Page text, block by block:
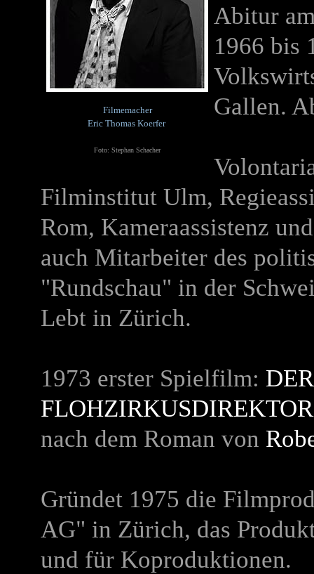
Filmemacher
Eric Thomas Koerfer
Foto: Stephan Schacher
Abitur
1966 bis
Gallen.
Filminstitut Ulm,
Rom, Kameraassistenz
auch Mitarbeiter des
"Rundschau" in der
Lebt in Zürich.
1973 erster Spielfilm:
nach dem Roman von
Gründet 1975 die
AG" in Zürich, das
und für Koproduktionen.